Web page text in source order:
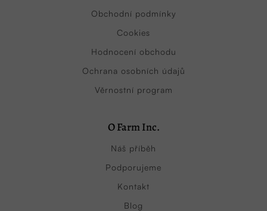
Obchodní podmínky
Cookies
Hodnocení obchodu
Ochrana osobních údajů
Věrnostní program
O Farm Inc.
Náš příběh
Podporujeme
Kontakt
Blog